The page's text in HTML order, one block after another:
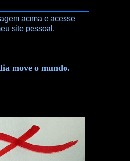
acima e acesse
site pessoal.
move o mundo.